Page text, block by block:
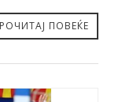
ПОВЕЌЕ